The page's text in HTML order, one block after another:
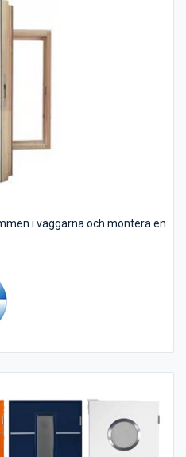
i väggarna och montera en
oisolerade, isolerade eller i
på dessa luckor